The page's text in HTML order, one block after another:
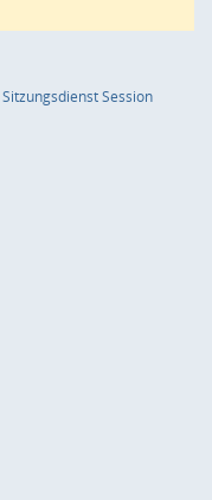
SitzungsdienstSession(Wird in